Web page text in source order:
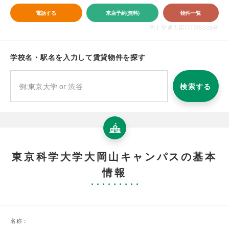
電話する 来店予約(無料) 物件一覧
国土交通大臣(7)第5338号
学校名・駅名を入力して賃貸物件を探す
検索する
東京科学大学大岡山キャンパスの基本
情報
名称：